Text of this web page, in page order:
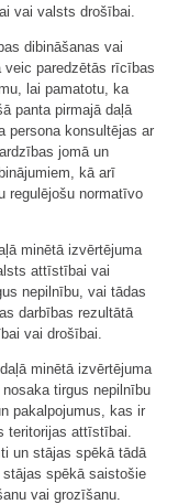
vai valsts drošībai.
dibināšanas vai
veic paredzētās rīcības
lai pamatotu, ka
panta pirmajā daļā
persona konsultējas ar
jomā un
kā arī
regulējošu normatīvo
minētā izvērtējuma
attīstībai vai
nepilnību, vai tādas
darbības rezultātā
vai drošībai.
minētā izvērtējuma
tirgus nepilnību
pakalpojumus, kas ir
teritorijas attīstībai.
un stājas spēkā tādā
spēkā saistošie
vai grozīšanu.